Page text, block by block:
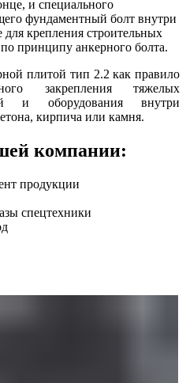
и специального
фундаментный болт внутри
крепления строительных
принципу анкерного болта.
плитой тип 2.2 как правило
закрепления тяжелых
и оборудования внутри
кирпича или камня.
компании:
продукции
спецтехники